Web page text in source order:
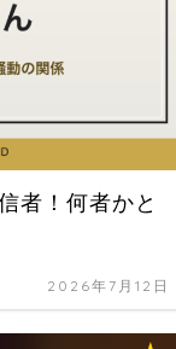
者！何者かと
2026年7月12日